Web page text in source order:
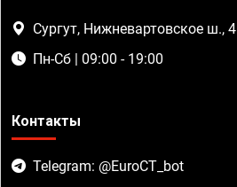
Сургут, Нижневартовское ш., 4
Пн-Сб | 09:00 - 19:00
Контакты
Telegram: @EuroCT_bot